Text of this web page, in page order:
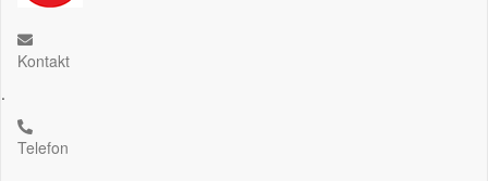
Kontakt
.
Telefon